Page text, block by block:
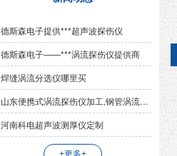
德斯森电子提供***超声波探伤仪
德斯森电子——***涡流探伤仪提供商
焊缝涡流分选仪哪里买
山东便携式涡流探伤仪加工,钢管涡流探伤仪哪家好
河南科电超声波测厚仪定制
+更多+